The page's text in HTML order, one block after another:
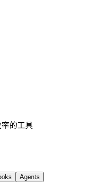
率的工具
Agents